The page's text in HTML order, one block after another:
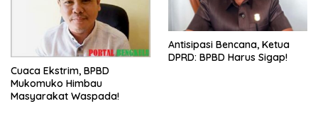
Cuaca Ekstrim, BPBD
Mukomuko Himbau
Masyarakat Waspada!
Antisipasi Bencana, Ketua
DPRD: BPBD Harus Sigap!